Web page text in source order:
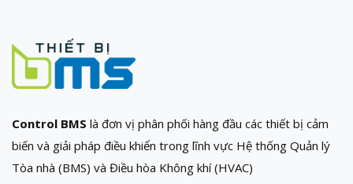
Control BMS là đơn vị phân phối hàng đầu các thiết bị cảm
biến và giải pháp điều khiển trong lĩnh vực Hệ thống Quản lý
Tòa nhà (BMS) và Điều hòa Không khí (HVAC)